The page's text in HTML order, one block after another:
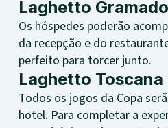
Laghetto Gramado
Os hóspedes poderão
da recepção e do
perfeito para torcer junto.
Laghetto Toscana
Todos os jogos da Copa
hotel. Para completar a